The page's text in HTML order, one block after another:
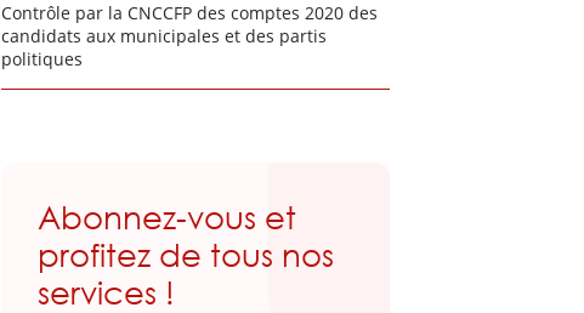
Contrôle par la CNCCFP des comptes 2020 des
candidats aux municipales et des partis
politiques
Abonnez-vous et
profitez de tous nos
services !